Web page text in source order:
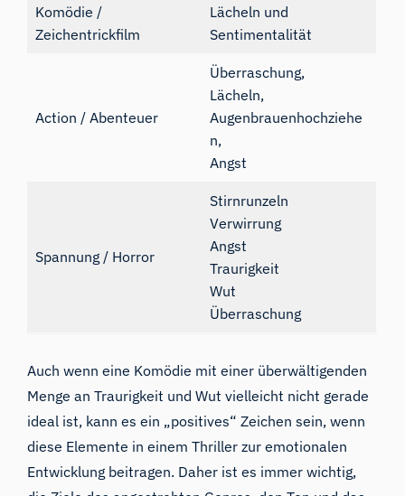
Komödie /
Zeichentrickfilm
Lächeln und
Sentimentalität
Action / Abenteuer
Überraschung,
Lächeln,
Augenbrauenhochziehe
n,
Angst
Spannung / Horror
Stirnrunzeln
Verwirrung
Angst
Traurigkeit
Wut
Überraschung
Auch wenn eine Komödie mit einer überwältigenden
Menge an Traurigkeit und Wut vielleicht nicht gerade
ideal ist, kann es ein „positives“ Zeichen sein, wenn
diese Elemente in einem Thriller zur emotionalen
Entwicklung beitragen. Daher ist es immer wichtig,